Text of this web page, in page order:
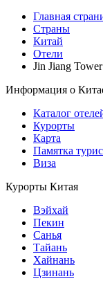
Главная
Cтраны
Китай
Отели
Jin Jiang Tower
Информация о
Каталог
Курорты
Карта
Памятка
Виза
Курорты Китая
Вэйхай
Пекин
Санья
Тайань
Хайнань
Цзинань